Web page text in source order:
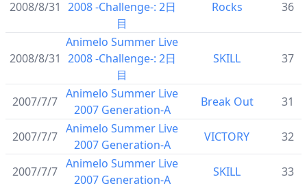
2008/8/31 2008 -Challenge-: 2日
目
Rocks 36
2008/8/31
Animelo Summer Live
2008 -Challenge-: 2日
目
SKILL 37
2007/7/7
Animelo Summer Live
2007 Generation-A
Break Out 31
2007/7/7
Animelo Summer Live
2007 Generation-A
VICTORY 32
2007/7/7
Animelo Summer Live
2007 Generation-A
SKILL 33